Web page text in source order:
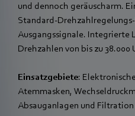
und dennoch geräuscharm.
Standard-
Ausgangssignale.
Drehzahlen von bis zu
Einsatzgebiete:
Atemmasken,
Absauganlagen und Filtration